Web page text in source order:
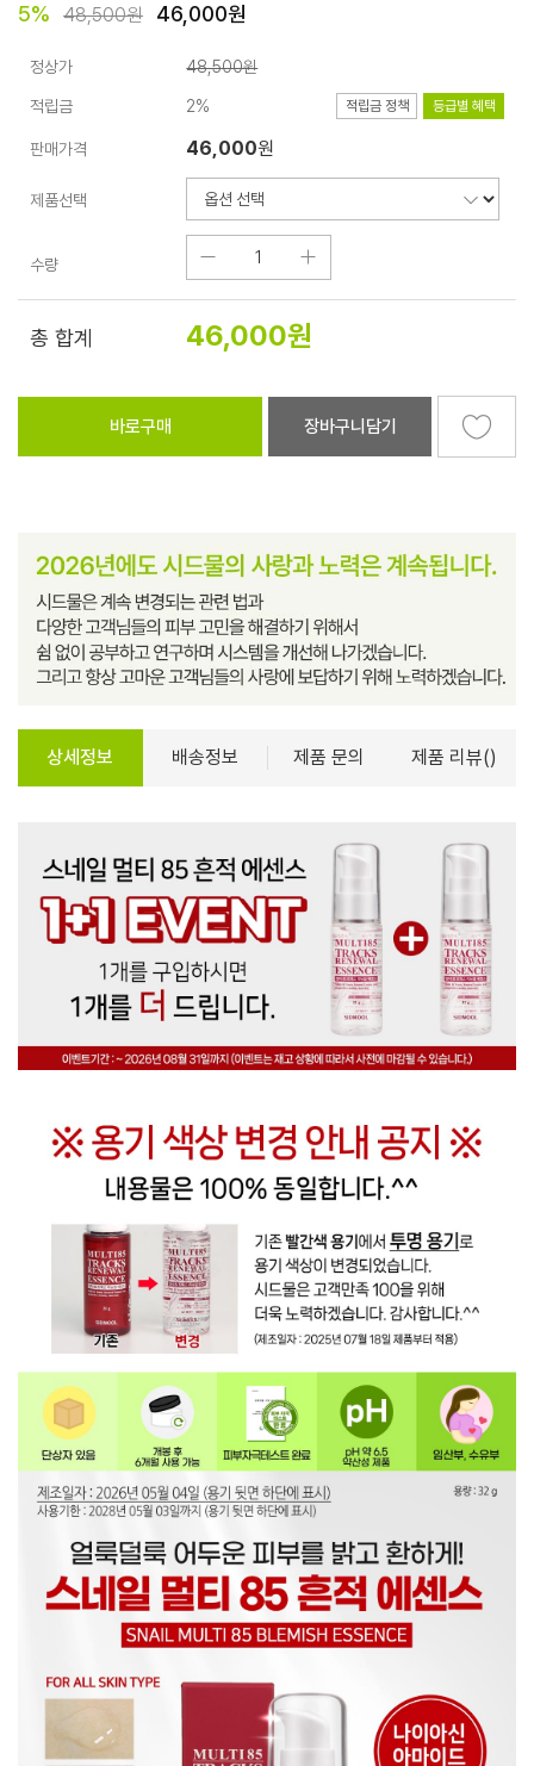
5% 48,500원 46,000원
정상가 48,500원
적립금 2% 적립금 정책 등급별 혜택
판매가격 46,000원
제품선택
수량
총 합계 46,000원
바로구매 장바구니담기
상세정보 배송정보 제품 문의 제품 리뷰()